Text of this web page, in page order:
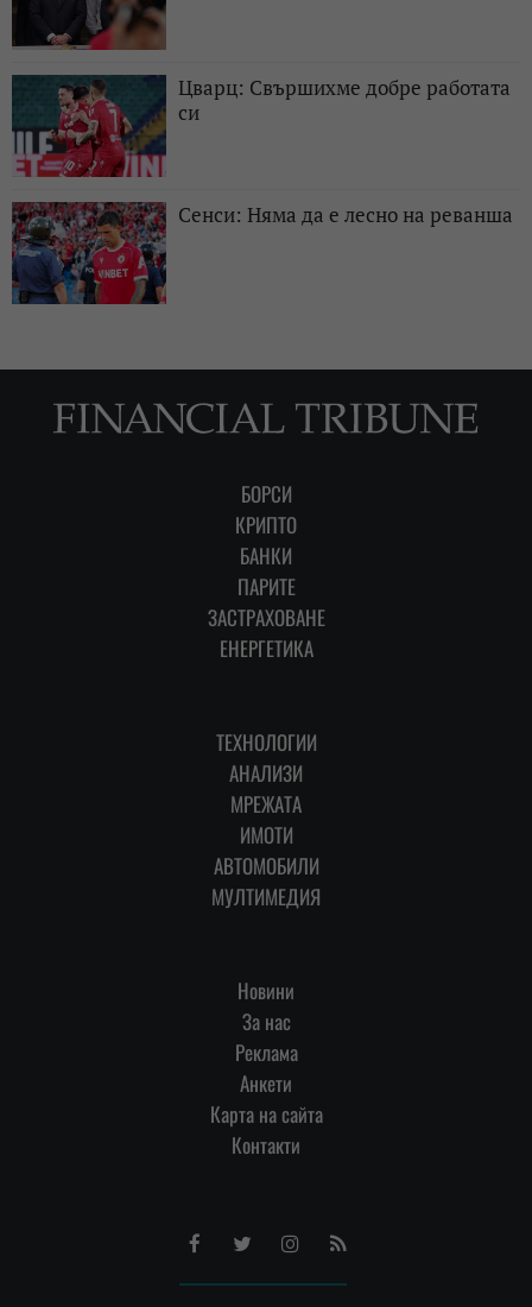
Цварц: Свършихме добре работата
си
Сенси: Няма да е лесно на реванша
БОРСИ
КРИПТО
БАНКИ
ПАРИТЕ
ЗАСТРАХОВАНЕ
ЕНЕРГЕТИКА
ТЕХНОЛОГИИ
АНАЛИЗИ
МРЕЖАТА
ИМОТИ
АВТОМОБИЛИ
МУЛТИМЕДИЯ
Новини
За нас
Реклама
Анкети
Карта на сайта
Контакти
FacebookTwitterInstagram
RSS